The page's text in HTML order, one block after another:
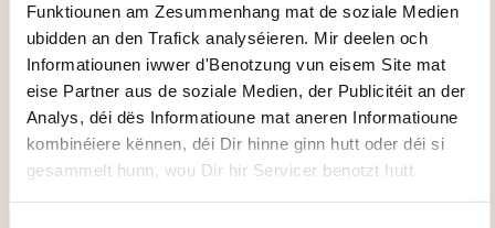
Funktiounen am Zesummenhang mat de soziale Medien
ubidden an den Trafick analyséieren. Mir deelen och
Informatiounen iwwer d'Benotzung vun eisem Site mat
eise Partner aus de soziale Medien, der Publicitéit an der
Analys, déi dës Informatioune mat aneren Informatioune
kombinéiere kënnen, déi Dir hinne ginn hutt oder déi si
gesammelt hunn, wou Dir hir Servicer benotzt hutt.
Dës aner Formatioune kéinten Iech och
interesséieren:
Aarbechtskoordinatioun
Audit Entreprise
Betribsplanung
Change Management
Conseil d'administration
Entscheedungen
huelen